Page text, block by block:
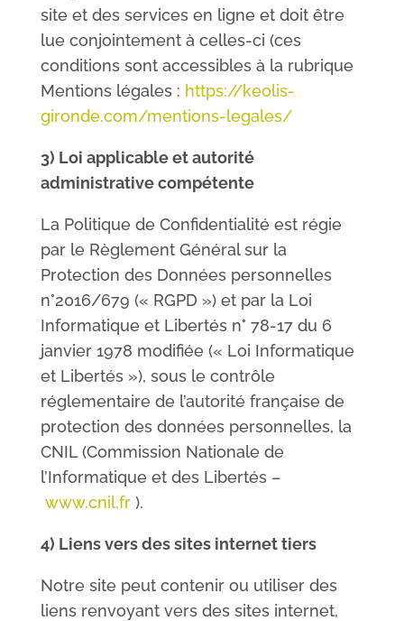
site et des services en ligne et doit être
lue conjointement à celles-ci (ces
conditions sont accessibles à la rubrique
Mentions légales : https://keolis-
gironde.com/mentions-legales/
3) Loi applicable et autorité
administrative compétente
La Politique de Confidentialité est régie
par le Règlement Général sur la
Protection des Données personnelles
n°2016/679 (« RGPD ») et par la Loi
Informatique et Libertés n° 78-17 du 6
janvier 1978 modifiée (« Loi Informatique
et Libertés »), sous le contrôle
réglementaire de l’autorité française de
protection des données personnelles, la
CNIL (Commission Nationale de
l’Informatique et des Libertés –
www.cnil.fr).
4) Liens vers des sites internet tiers
Notre site peut contenir ou utiliser des
liens renvoyant vers des sites internet,